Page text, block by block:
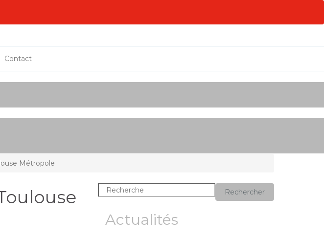
Contact
Métropole
Rechercher
Actualités